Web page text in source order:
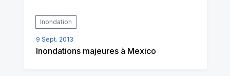
Inondation
9 Sept. 2013
Inondations majeures à Mexico